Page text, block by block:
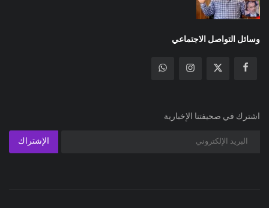
وسائل التواصل الاجتماعي
اشترك في صحيفتنا الإخبارية
الإشتراك